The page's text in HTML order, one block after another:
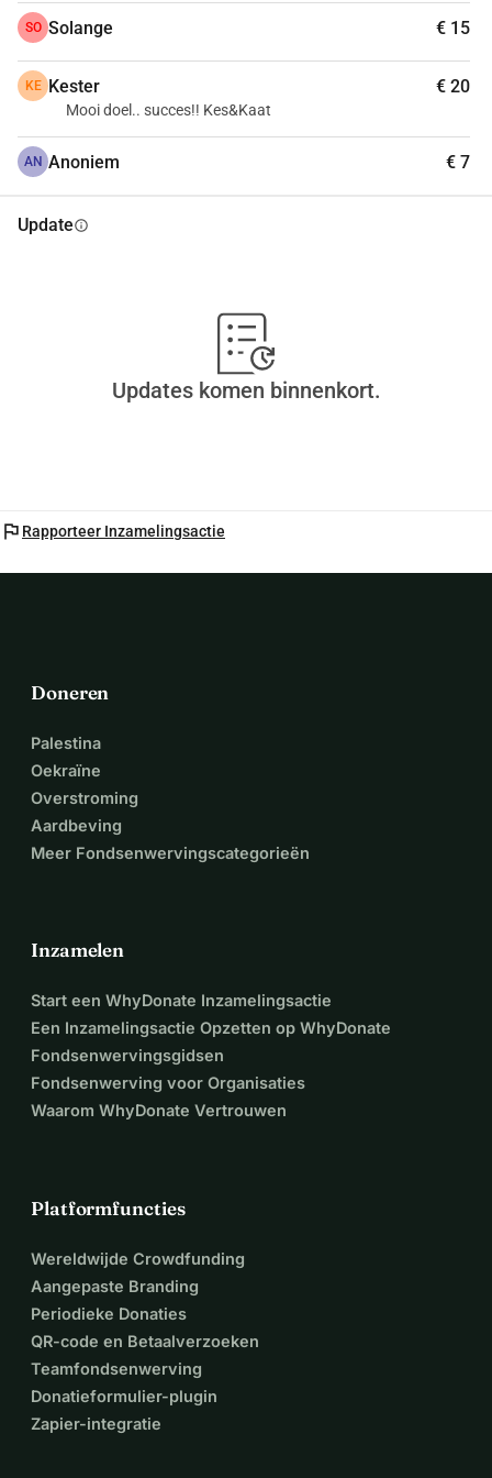
SO Solange € 15
KE Kester € 20
Mooi doel.. succes!! Kes&Kaat
AN Anoniem € 7
Updateinfo
Updates komen binnenkort.
flag Rapporteer Inzamelingsactie
Doneren
Palestina
Oekraïne
Overstroming
Aardbeving
Meer Fondsenwervingscategorieën
Inzamelen
Start een WhyDonate Inzamelingsactie
Een Inzamelingsactie Opzetten op WhyDonate
Fondsenwervingsgidsen
Fondsenwerving voor Organisaties
Waarom WhyDonate Vertrouwen
Platformfuncties
Wereldwijde Crowdfunding
Aangepaste Branding
Periodieke Donaties
QR-code en Betaalverzoeken
Teamfondsenwerving
Donatieformulier-plugin
Zapier-integratie